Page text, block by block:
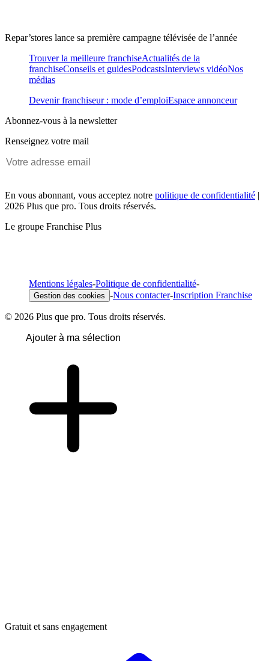
Repar’stores lance sa première campagne télévisée de l’année
Trouver la meilleure franchiseActualités de la
franchiseConseils et guidesPodcastsInterviews vidéoNos
médias
Devenir franchiseur : mode d’emploiEspace annonceur
Abonnez-vous à la newsletter
Renseignez votre mail
En vous abonnant, vous acceptez notre politique de confidentialité |
2026 Plus que pro. Tous droits réservés.
Le groupe Franchise Plus
Mentions légales-Politique de confidentialité-
Gestion des cookies -Nous contacter-Inscription Franchise
© 2026 Plus que pro. Tous droits réservés.
Ajouter à ma sélection
Gratuit et sans engagement